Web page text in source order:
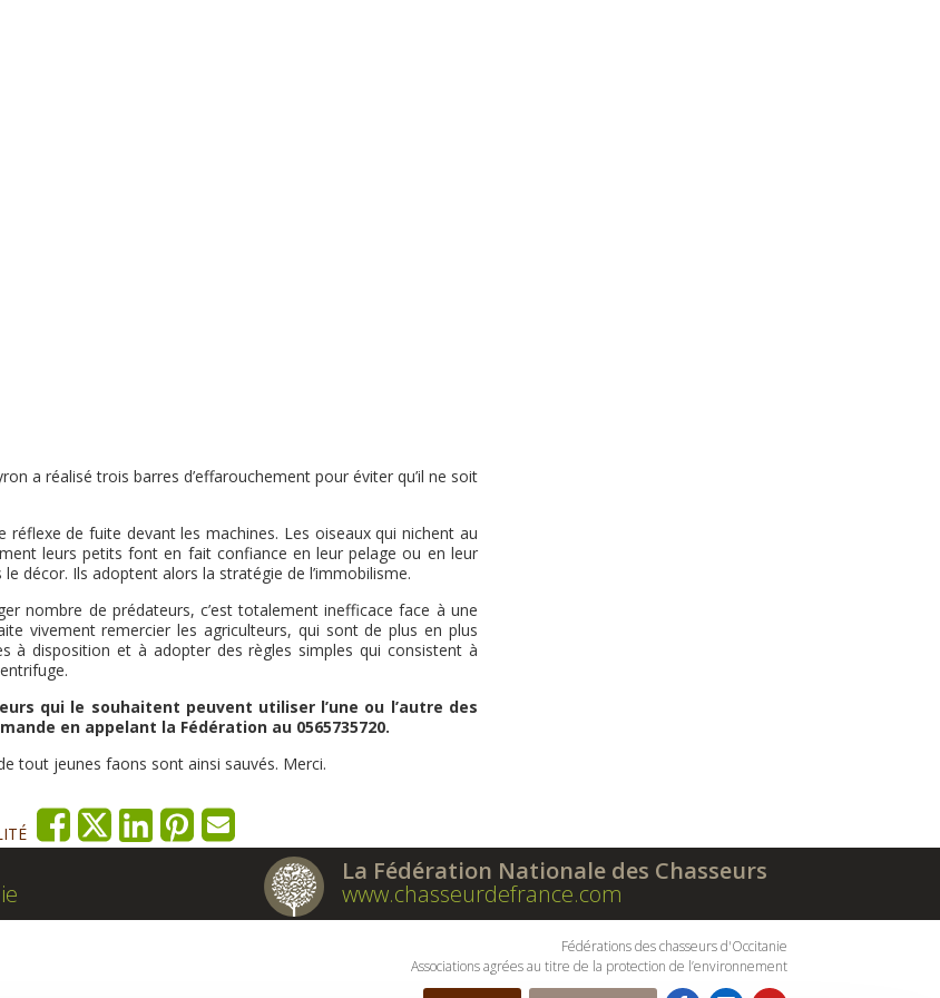
a réalisé trois barres d’effarouchement pour éviter qu’il ne soit
réflexe de fuite devant les machines. Les oiseaux qui nichent au
leurs petits font en fait confiance en leur pelage ou en leur
décor. Ils adoptent alors la stratégie de l’immobilisme.
nombre de prédateurs, c’est totalement inefficace face à une
vivement remercier les agriculteurs, qui sont de plus en plus
à disposition et à adopter des règles simples qui consistent à
qui le souhaitent peuvent utiliser l’une ou l’autre des
en appelant la Fédération au 0565735720.
tout jeunes faons sont ainsi sauvés. Merci.
La Fédération Nationale des Chasseurs
www.chasseurdefrance.com
Fédérations des chasseurs d'Occitanie
Associations agrées au titre de la protection de l’environnement